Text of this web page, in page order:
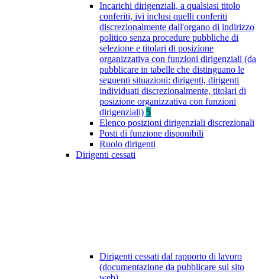
Incarichi dirigenziali, a qualsiasi titolo
conferiti, ivi inclusi quelli conferiti
discrezionalmente dall'organo di indirizzo
politico senza procedure pubbliche di
selezione e titolari di posizione
organizzativa con funzioni dirigenziali (da
pubblicare in tabelle che distinguano le
seguenti situazioni: dirigenti, dirigenti
individuati discrezionalmente, titolari di
posizione organizzativa con funzioni
dirigenziali) 5
Elenco posizioni dirigenziali discrezionali
Posti di funzione disponibili
Ruolo dirigenti
Dirigenti cessati
Dirigenti cessati dal rapporto di lavoro
(documentazione da pubblicare sul sito